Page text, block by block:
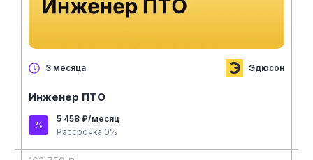
3 месяца Эдюсон
Инженер ПТО
5 458 ₽/месяц
Рассрочка 0%